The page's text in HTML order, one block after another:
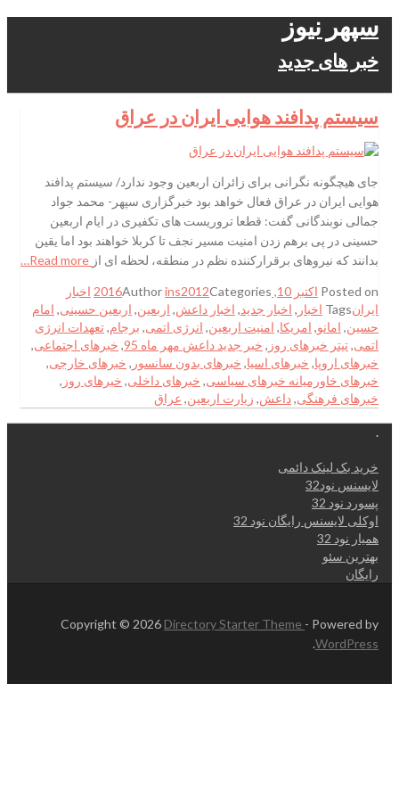
سپهر نیوز
خبر های جدید
سیستم پدافند هوایی ایران در عراق
جای هیچگونه نگرانی برای زائران اربعین وجود ندارد/ سیستم پدافند
هوایی ایران در عراق فعال خواهد بود خبرگزاری سپهر- محمد جواد
جمالی نوبندگانی گفت: قطعا تروریست های تکفیری در ایام اربعین
حسینی در پی برهم زدن امنیت مسیر نجف تا کربلا خواهند بود اما یقین
بدانند که نیروهای برقرارکننده نظم در منطقه، لحظه ای از
Posted on اکتبر 10, 2016 Authorins2012Categories
اخبار
ایرانTags اخبار , اخبار جدید, اخبار داعش, اربعین, اربعین حسینی, امام
حسین, امانو, امریکا, امنیت اربعین, انرژی اتمی, برجام,تعهدات انرژی
اتمی,تیتر خبرهای روز , خبر جدید داعش مهر ماه 95 , خبرهای اجتماعی,
خبرهای اروپا, خبرهای اسیا, خبرهای بدون سانسور , خبرهای خارجی,
خبرهای خاورمیانه خبرهای سیاسی, خبرهای داخلی, خبرهای روز ,
خبرهای فرهنگی,داعش, زیارت اربعین, عراق
.
خرید بک لینک دائمی
لایسنس نود32
پسورد نود 32
اوکلی لایسنس رایگان نود 32
همیار نود 32
بهترین سئو
رایگان
Copyright © 2026 Directory Starter Theme - Powered by
WordPress
.